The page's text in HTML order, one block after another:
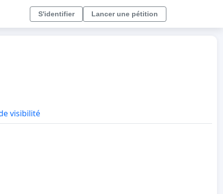
S'identifier Lancer une pétition
visibilité